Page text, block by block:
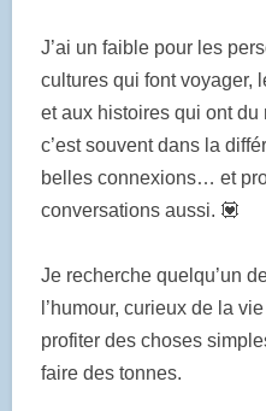
J’ai un faible pour les
cultures qui font voyager,
et aux histoires qui ont du
c’est souvent dans la
belles connexions… et
conversations aussi. 💟
Je recherche quelqu’un
l’humour, curieux de la
profiter des choses
faire des tonnes.